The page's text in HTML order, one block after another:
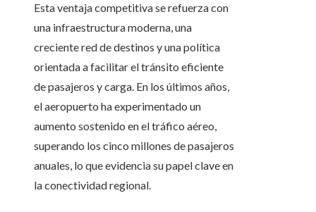
Esta ventaja competitiva se refuerza con
una infraestructura moderna, una
creciente red de destinos y una política
orientada a facilitar el tránsito eficiente
de pasajeros y carga. En los últimos años,
el aeropuerto ha experimentado un
aumento sostenido en el tráfico aéreo,
superando los cinco millones de pasajeros
anuales, lo que evidencia su papel clave en
la conectividad regional.